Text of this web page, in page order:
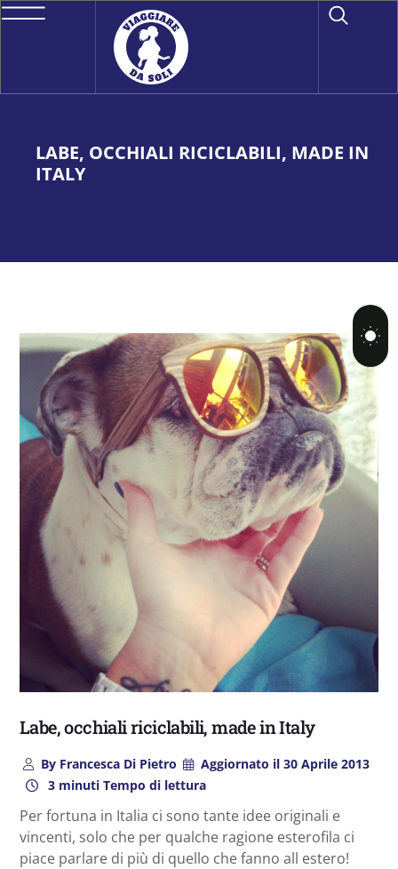
LABE, OCCHIALI RICICLABILI, MADE IN
ITALY
Labe, occhiali riciclabili, made in Italy
ByFrancesca Di Pietro Aggiornato il 30 Aprile 2013
3 minuti Tempo di lettura
Per fortuna in Italia ci sono tante idee originali e
vincenti, solo che per qualche ragione esterofila ci
piace parlare di più di quello che fanno all estero!